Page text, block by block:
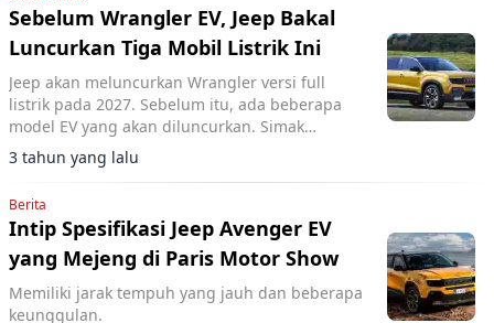
Sebelum Wrangler EV, Jeep Bakal
Luncurkan Tiga Mobil Listrik Ini
Jeep akan meluncurkan Wrangler versi full
listrik pada 2027. Sebelum itu, ada beberapa
model EV yang akan diluncurkan. Simak
detailnya
3 tahun yang lalu
Berita
Intip Spesifikasi Jeep Avenger EV
yang Mejeng di Paris Motor Show
Memiliki jarak tempuh yang jauh dan beberapa
keunggulan.